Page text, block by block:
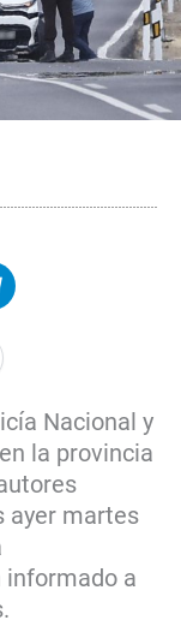
Nacional y
la provincia
ayer martes
informado a